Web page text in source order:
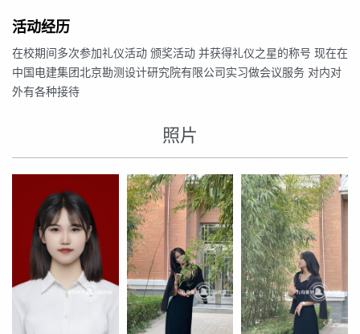
活动经历
在校期间多次参加礼仪活动 颁奖活动 并获得礼仪之星的称号 现在在
中国电建集团北京勘测设计研究院有限公司实习做会议服务 对内对
外有各种接待
照片